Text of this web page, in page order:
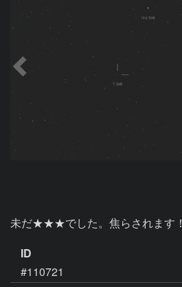
未だ★★★でした。焦らされます！
ID
#110721